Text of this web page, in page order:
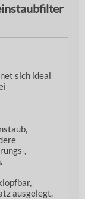
sich ideal
,
ausgelegt.